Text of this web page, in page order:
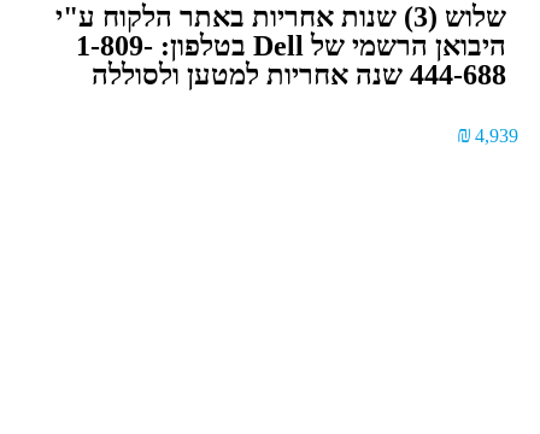
שלוש (3) שנות אחריות באתר הלקוח ע"י
היבואן הרשמי של Dell בטלפון: 1-809-
444-688 שנה אחריות למטען ולסוללה
₪ 4,939